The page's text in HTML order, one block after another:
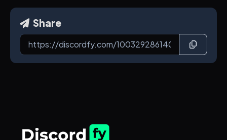
Share